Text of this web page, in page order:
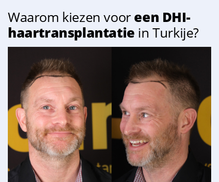
Waarom kiezen vooreen DHI-
haartransplantatie in Turkije?